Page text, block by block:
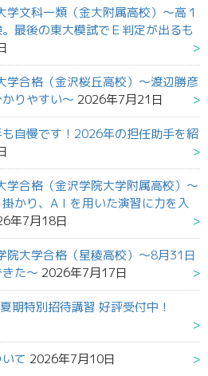
学文科一類（金大附属高校）～高１
最後の東大模試でＥ判定が出るも
学合格（金沢桜丘高校）～渡辺勝彦
りやすい～ 2026年7月21日
自慢です！2026年の担任助手を紹
学合格（金沢学院大学附属高校）～
かり、AＩを用いた演習に力を入
年7月18日
院大学合格（星稜高校）～8月31日
た～ 2026年7月17日
期特別招待講習 好評受付中！
て 2026年7月10日